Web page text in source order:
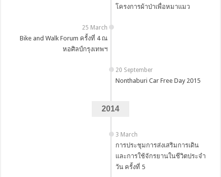
โครงการผ้าป่าเพื่อหมาแมว
25 March
Bike and Walk Forum ครั้งที่ 4 ณ
หอศิลป์กรุงเทพฯ
20 September
Nonthaburi Car Free Day 2015
2014
3 March
การประชุมการส่งเสริมการเดิน
และการใช้จักรยานในชีวิตประจำ
วัน ครั้งที่ 5